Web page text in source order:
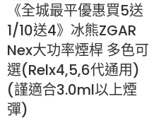
《全城最平優惠買5送
1/10送4》冰熊ZGAR
Nex大功率煙桿 多色可
選(Relx4,5,6代通用)
(謹適合3.0ml以上煙
彈)